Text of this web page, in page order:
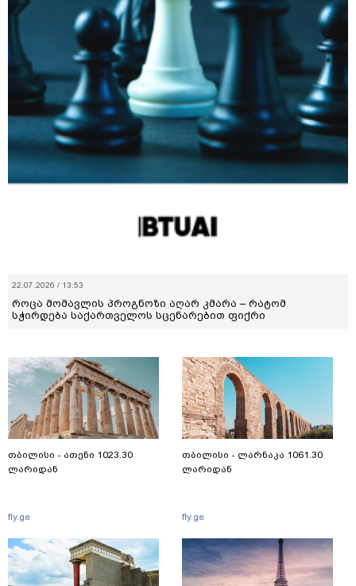
22.07.2026 / 13:53
როცა მომავლის პროგნოზი აღარ კმარა – რატომ
სჭირდება საქართველოს სცენარებით ფიქრი
თბილისი - ათენი 1023.30
ლარიდან
fly.ge
თბილისი - ლარნაკა 1061.30
ლარიდან
fly.ge